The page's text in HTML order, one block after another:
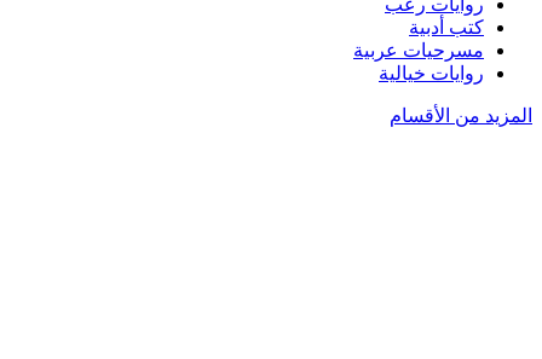
روايات رعب
كتب أدبية
مسرحيات عربية
روايات خيالية
المزيد من الأقسام